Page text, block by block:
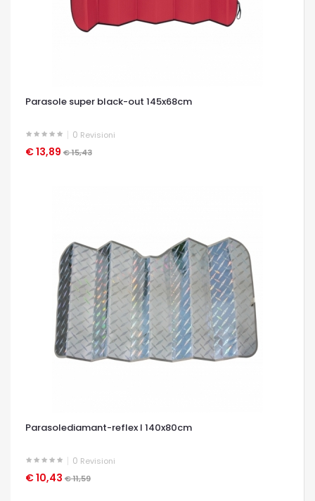
Parasole super black-out 145x68cm
0 Revisioni
€ 13,89 € 15,43
OCCHIATA VELOCE
Parasolediamant-reflex l 140x80cm
0 Revisioni
€ 10,43 € 11,59
OCCHIATA VELOCE